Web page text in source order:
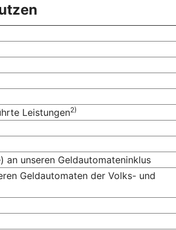
Leistungen2)
unseren Geldautomateninklus
Geldautomaten der Volks- und